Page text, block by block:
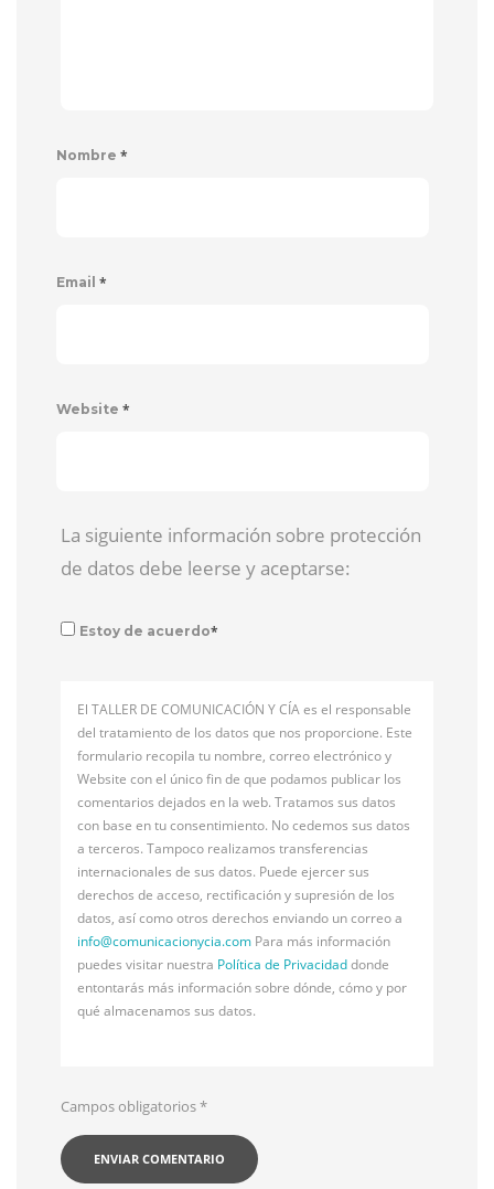
Nombre *
Email *
Website *
La siguiente información sobre protección
de datos debe leerse y aceptarse:
Estoy de acuerdo*
El TALLER DE COMUNICACIÓN Y CÍA es el responsable
del tratamiento de los datos que nos proporcione. Este
formulario recopila tu nombre, correo electrónico y
Website con el único fin de que podamos publicar los
comentarios dejados en la web. Tratamos sus datos
con base en tu consentimiento. No cedemos sus datos
a terceros. Tampoco realizamos transferencias
internacionales de sus datos. Puede ejercer sus
derechos de acceso, rectificación y supresión de los
datos, así como otros derechos enviando un correo a
info@comunicacionycia.com Para más información
puedes visitar nuestra Política de Privacidaddonde
entontarás más información sobre dónde, cómo y por
qué almacenamos sus datos.
Campos obligatorios*